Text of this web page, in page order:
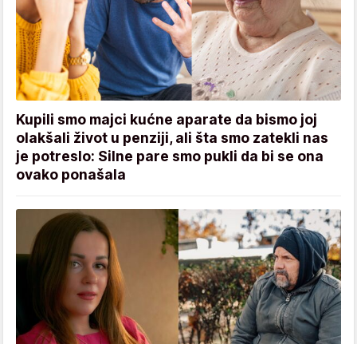
Kupili smo majci kućne aparate da bismo joj
olakšali život u penziji, ali šta smo zatekli nas
je potreslo: Silne pare smo pukli da bi se ona
ovako ponašala